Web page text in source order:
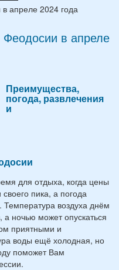
апреле 2024 года
в апреле
Преимущества,
погода, развлечения
и
для отдыха, когда цены
пика, а погода
воздуха днём
а ночью может опускаться
приятными и
воды ещё холодная, но
поможет Вам